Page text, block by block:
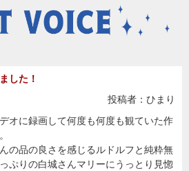
した！
投稿者：ひまり
オに録画して何度も何度も観ていた作
の品の良さを感じるルドルフと純粋無
ぷりの白城さんマリーにうっとり見惚